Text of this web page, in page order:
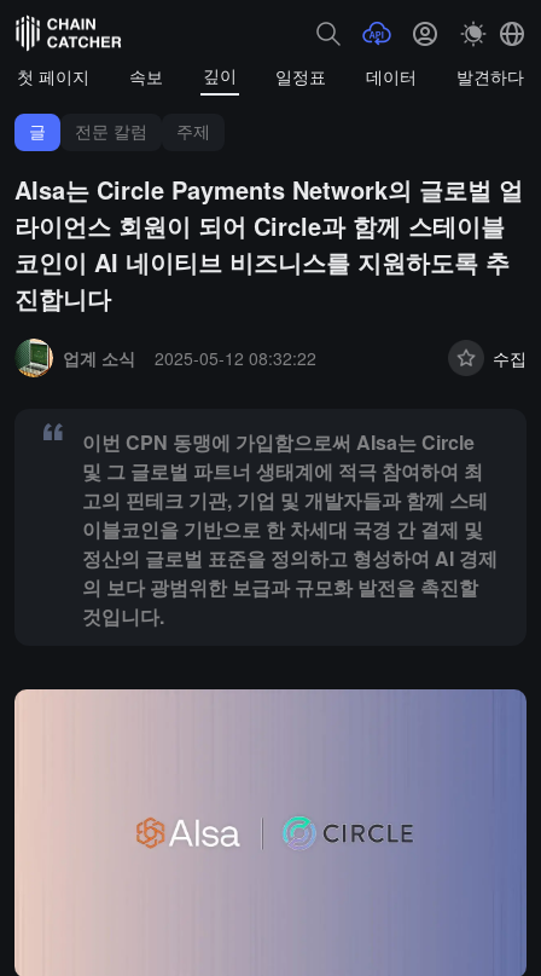
첫 페이지 속보 깊이 일정표 데이터 발견하다
글 전문 칼럼 주제
AIsa는 Circle Payments Network의 글로벌 얼
라이언스 회원이 되어 Circle과 함께 스테이블
코인이 AI 네이티브 비즈니스를 지원하도록 추
진합니다
업계 소식
2025-05-12 08:32:22 수집
이번 CPN 동맹에 가입함으로써 AIsa는 Circle
및 그 글로벌 파트너 생태계에 적극 참여하여 최
고의 핀테크 기관, 기업 및 개발자들과 함께 스테
이블코인을 기반으로 한 차세대 국경 간 결제 및
정산의 글로벌 표준을 정의하고 형성하여 AI 경제
의 보다 광범위한 보급과 규모화 발전을 촉진할
것입니다.